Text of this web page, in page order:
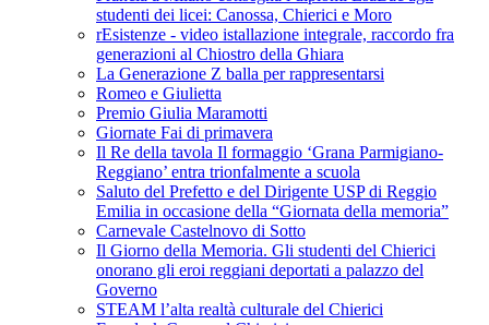
studenti dei licei: Canossa, Chierici e Moro
rEsistenze - video istallazione integrale, raccordo fra
generazioni al Chiostro della Ghiara
La Generazione Z balla per rappresentarsi
Romeo e Giulietta
Premio Giulia Maramotti
Giornate Fai di primavera
Il Re della tavola Il formaggio ‘Grana Parmigiano-
Reggiano’ entra trionfalmente a scuola
Saluto del Prefetto e del Dirigente USP di Reggio
Emilia in occasione della “Giornata della memoria”
Carnevale Castelnovo di Sotto
Il Giorno della Memoria. Gli studenti del Chierici
onorano gli eroi reggiani deportati a palazzo del
Governo
STEAM l’alta realtà culturale del Chierici